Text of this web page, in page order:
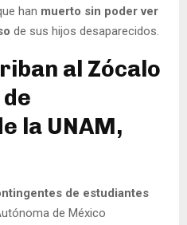
han muerto sin poder ver
de sus hijos desaparecidos.
al Zócalo
la UNAM,
de estudiantes
de México